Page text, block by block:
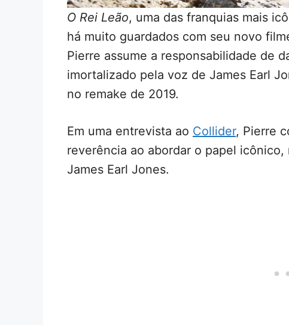
O Rei Leão, uma das franquias mais
há muito guardados com seu novo
Pierre assume a responsabilidade de
imortalizado pela voz de James Earl
no remake de 2019.
Em uma entrevista ao Collider, Pierre
reverência ao abordar o papel
James Earl Jones.